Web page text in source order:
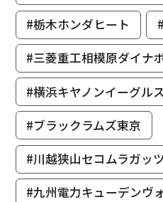
#栃木ホンダヒート
#三菱重工相模原ダイナ
#横浜キヤノンイーグルス
#ブラックラムズ東京
#川越狭山セコムラガッ
#九州電力キューデンヴ